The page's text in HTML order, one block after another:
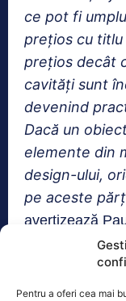
Pentru a oferi cea mai
ce pot fi
preţios cu
preţios decât
cavităţi sunt
devenind
Dacă un
elemente din
design-ului,
pe aceste
avertizează
De
metal comun